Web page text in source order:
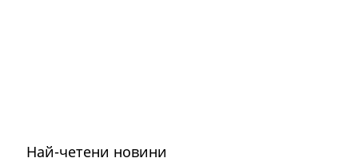
Най-четени новини